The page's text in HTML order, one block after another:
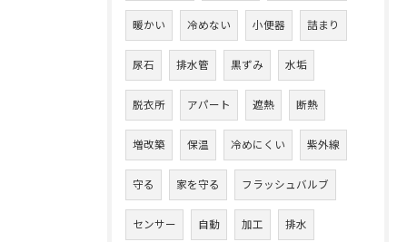
暖かい 冷めない 小便器 詰まり
尿石 排水管 黒ずみ 水垢
脱衣所 アパート 遮熱 断熱
増改築 保温 冷めにくい 紫外線
守る 家を守る フラッシュバルブ
センサー 自動 加工 排水